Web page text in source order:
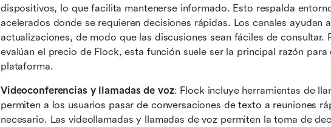
dispositivos, lo que facilita mantenerse informado. Esto respalda
acelerados donde se requieren decisiones rápidas. Los canales ayudan
actualizaciones, de modo que las discusiones sean fáciles de consultar.
evalúan el precio de Flock, esta función suele ser la principal razón para
plataforma.
Videoconferencias y llamadas de voz: Flock incluye herramientas de
permiten a los usuarios pasar de conversaciones de texto a reuniones
necesario. Las videollamadas y llamadas de voz permiten la toma de